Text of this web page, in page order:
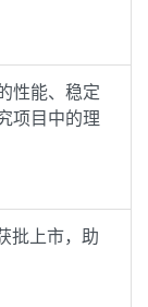
性能、稳定
项目中的理
批上市，助